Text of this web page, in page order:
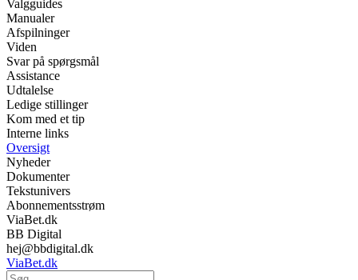
Valgguides
Manualer
Afspilninger
Viden
Svar på spørgsmål
Assistance
Udtalelse
Ledige stillinger
Kom med et tip
Interne links
Oversigt
Nyheder
Dokumenter
Tekstunivers
Abonnementsstrøm
ViaBet.dk
BB Digital
hej@bbdigital.dk
ViaBet.dk